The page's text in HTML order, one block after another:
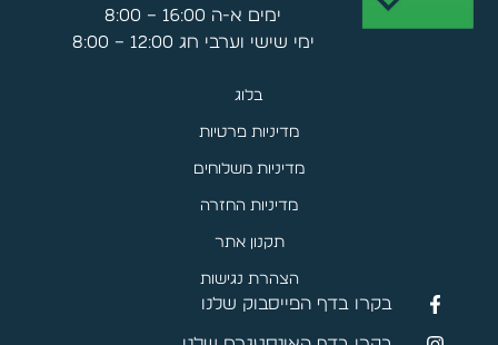
ימים א-ה 16:00 – 8:00
ימי שישי וערבי חג 12:00 – 8:00
בלוג
מדיניות פרטיות
מדיניות משלוחים
מדיניות החזרה
תקנון אתר
הצהרת נגישות
בקרו בדף הפייסבוק שלנו